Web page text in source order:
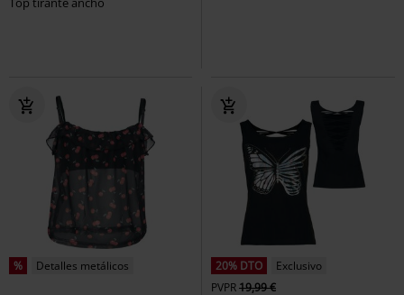
% Detalles metálicos 20% DTO
Exclusivo
PVPR19,99 €